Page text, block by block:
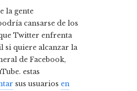
la gente
cansarse de los
Twitter enfrenta
si quiere alcanzar la
de Facebook,
estas
sus usuarios en